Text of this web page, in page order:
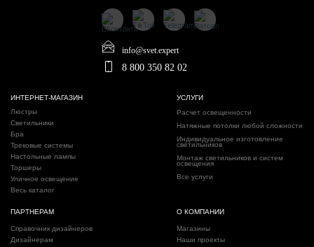
info@svet.expert
8 800 350 82 02
ИНТЕРНЕТ-МАГАЗИН
Люстры
Светильники
Бра
Трековые системы
Настольные лампы
Торшеры
Уличное освещение
Весь каталог
УСЛУГИ
Расчет освещенности
Натяжные потолки любой сложности
Индивидуальное изготовление
светильников
Монтаж светильников и систем
освещения
Все услуги
О КОМПАНИИ
Магазины
Наши проекты
ПАРТНЕРАМ
Справочник дизайнеров
Дизайнерам